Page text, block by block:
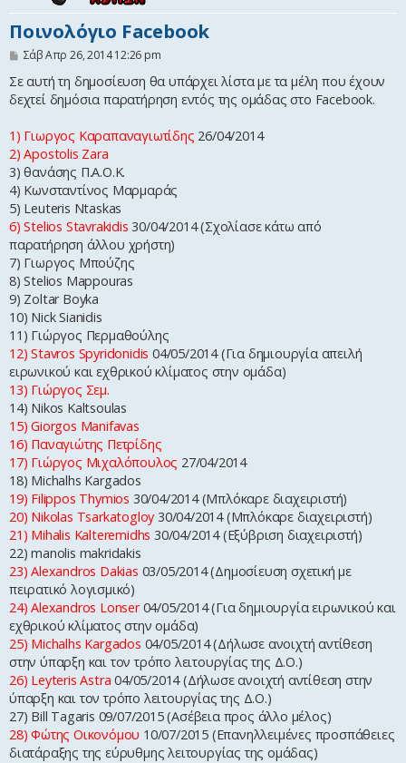
η
Ποινολόγιο Facebook
Δ
μ
σ
ε
υ
σ
η
Σάβ Απρ 26, 2014 12:26 pm
Σε αυτή τη δημοσίευση θα υπάρχει λίστα με τα μέλη που έχουν
δεχτεί δημόσια παρατήρηση εντός της ομάδας στο Facebook.
1) Γιωργος Καραπαναγιωτίδης 26/04/2014
2) Apostolis Zara
3) θανάσης Π.Α.Ο.Κ.
4) Κωνσταντίνος Μαρμαράς
5) Leuteris Ntaskas
6) Stelios Stavrakidis 30/04/2014 (Σχολίασε κάτω από
παρατήρηση άλλου χρήστη)
7) Γιωργος Μπούζης
8) Stelios Mappouras
9) Zoltar Boyka
10) Nick Sianidis
11) Γιώργος Περμαθούλης
12) Stavros Spyridonidis 04/05/2014 (Για δημιουργία απειλή
ειρωνικού και εχθρικού κλίματος στην ομάδα)
13) Γιώργος Σεμ.
14) Nikos Kaltsoulas
15) Giorgos Manifavas
16) Παναγιώτης Πετρίδης
17) Γιώργος Μιχαλόπουλος 27/04/2014
18) Michalhs Kargados
19) Filippos Thymios 30/04/2014 (Μπλόκαρε διαχειριστή)
20) Nikolas Tsarkatogloy 30/04/2014 (Μπλόκαρε διαχειριστή)
21) Mihalis Kalteremidhs 30/04/2014 (Εξύβριση διαχειριστή)
22) manolis makridakis
23) Alexandros Dakias 03/05/2014 (Δημοσίευση σχετική με
πειρατικό λογισμικό)
24) Alexandros Lonser04/05/2014 (Για δημιουργία ειρωνικού και
εχθρικού κλίματος στην ομάδα)
25) Michalhs Kargados 04/05/2014 (Δήλωσε ανοιχτή αντίθεση
στην ύπαρξη και τον τρόπο λειτουργίας της Δ.Ο.)
26) Leyteris Astra 04/05/2014 (Δήλωσε ανοιχτή αντίθεση στην
ύπαρξη και τον τρόπο λειτουργίας της Δ.Ο.)
27) Bill Tagaris 09/07/2015 (Ασέβεια προς άλλο μέλος)
28) Φώτης Οικονόμου 10/07/2015 (Επανηλλειμένες προσπάθειες
διατάραξης της εύρυθμης λειτουργίας της ομάδας)